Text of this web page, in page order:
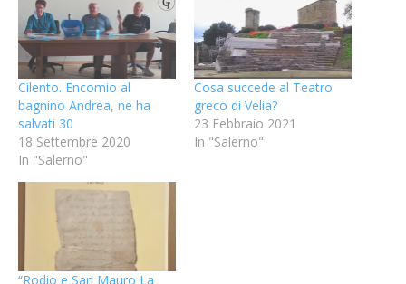
Cilento. Encomio al
bagnino Andrea, ne ha
salvati 30
18 Settembre 2020
In "Salerno"
Cosa succede al Teatro
greco di Velia?
23 Febbraio 2021
In "Salerno"
“Rodio e San Mauro La